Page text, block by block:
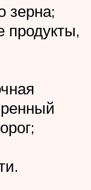
зерна;
продукты,